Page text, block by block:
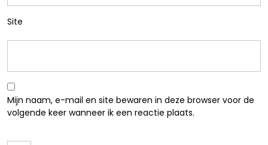
Site
Mijn naam, e-mail en site bewaren in deze browser voor de
volgende keer wanneer ik een reactie plaats.